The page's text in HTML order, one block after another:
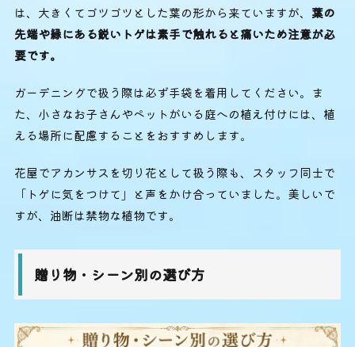
は、大きくてゴツゴツとした葉の形から来ていますが、 葉の
先端や縁にある鋭いトゲは素手で触れると痛いため注意が必
要です。
ガーデニングで扱う際は必ず手袋を着用してください。ま
た、小さなお子さんやペットがいる庭への植え付けには、植
える場所に配慮することをおすすめします。
花屋でアカンサスを切り花として扱う際も、スタッフ同士で
「トゲに気をつけて」と声をかけ合っていました。美しいで
すが、油断は禁物な植物です。
贈り物・シーン別の選び方